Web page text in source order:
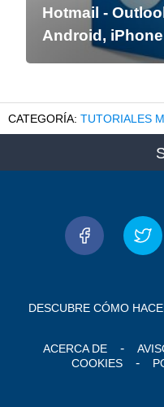
Hotmail -
Android,
TUTORIALES
DESCUBRE CÓMO
ACERCA DE
COOKIES